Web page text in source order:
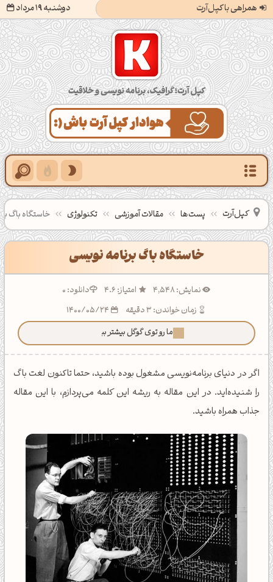
همراهی با کپل‌آرت دوشنبه 19 مرداد کپل‌آرت؛ گرافیک، برنامه‌نویسی و خلاقیت
کپل‌آرت پست‌ها مقالات آموزشی تکنولوژی خاستگاه باگ
خاستگاه باگ برنامه نویسی
نمایش: 4,548 امتیاز: 4.6
دانلود: 0
زمان خواندن: 3 دقیقه
ما رو توی گوگل بیشتر ببین!
اگر در دنیای برنامه‌نویسی مشغول بوده باشید، حتما تاکنون لغت باگ
را شنیده‌اید. در این مقاله به ریشه این کلمه می‌پردازم، با این مقاله
جذاب همراه باشید.